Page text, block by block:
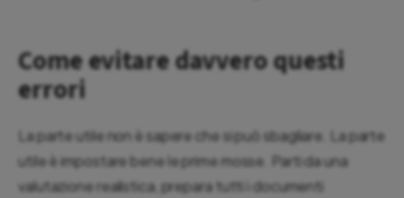
Come evitare davvero questi
errori
La parte utile non è sapere che si può sbagliare. La parte
utile è impostare bene le prime mosse. Parti da una
valutazione realistica, prepara tutti i documenti